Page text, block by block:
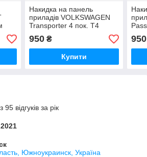
Накидка на панель
приладів VOLKSWAGEN
Transporter 4 пок. T4
1990-2003 Чохол/накидка
на торпеду авто
Фольксваген Транспортер
950₴
Купити
950
відгуків за рік
Южноукраинск, Україна